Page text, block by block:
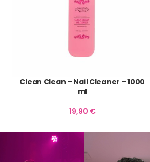
Clean Clean – Nail Cleaner – 1000
ml
19,90 €